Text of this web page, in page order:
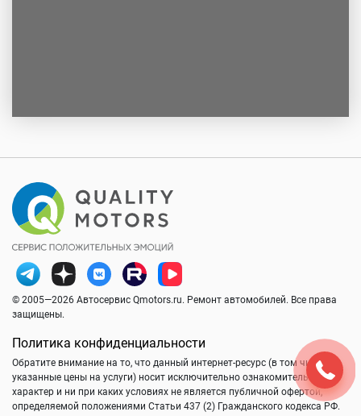
© 2005—2026 Автосервис Qmotors.ru. Ремонт автомобилей. Все права
защищены.
Политика конфиденциальности
Обратите внимание на то, что данный интернет-ресурс (в том числе
указанные цены на услуги) носит исключительно ознакомительный
характер и ни при каких условиях не является публичной офертой,
определяемой положениями Статьи 437 (2) Гражданского кодекса РФ.